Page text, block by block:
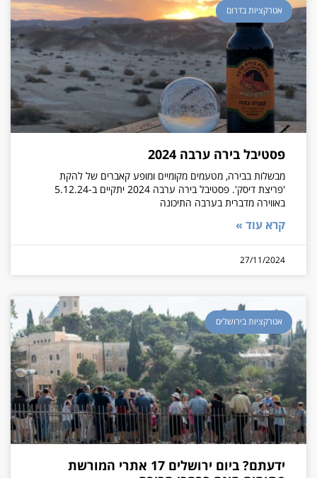
אטרקציות בדרום
פסטיבל בירה ערבה 2024
מבשלות בבירה, מטעמים מקומיים ומופע קאברים של להקת
'פריצת דיסק'. פסטיבל בירה ערבה 2024 יתקיים ב-5.12.24
באווירה מדברית בערבה התיכונה
קרא עוד »
27/11/2024
אטרקציות בירושלים
ידעתם? ביום ירושלים 17 אתרי המורשת